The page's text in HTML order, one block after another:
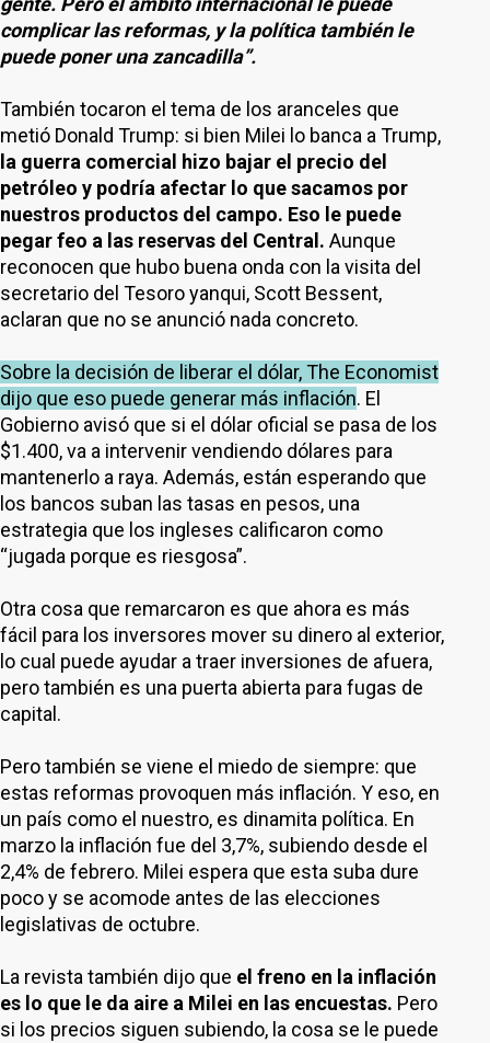
complicar las reformas, y la política también le
puede poner una zancadilla”.
También tocaron el tema de los aranceles que
metió Donald Trump: si bien Milei lo banca a Trump,
la guerra comercial hizo bajar el precio del
petróleo y podría afectar lo que sacamos por
nuestros productos del campo. Eso le puede
pegar feo a las reservas del Central. Aunque
reconocen que hubo buena onda con la visita del
secretario del Tesoro yanqui, Scott Bessent,
aclaran que no se anunció nada concreto.
Sobre la decisión de liberar el dólar, The Economist
dijo que eso puede generar más inflación. El
Gobierno avisó que si el dólar oficial se pasa de los
$1.400, va a intervenir vendiendo dólares para
mantenerlo a raya. Además, están esperando que
los bancos suban las tasas en pesos, una
estrategia que los ingleses calificaron como
“jugada porque es riesgosa”.
Otra cosa que remarcaron es que ahora es más
fácil para los inversores mover su dinero al exterior,
lo cual puede ayudar a traer inversiones de afuera,
pero también es una puerta abierta para fugas de
capital.
Pero también se viene el miedo de siempre: que
estas reformas provoquen más inflación. Y eso, en
un país como el nuestro, es dinamita política. En
marzo la inflación fue del 3,7%, subiendo desde el
2,4% de febrero. Milei espera que esta suba dure
poco y se acomode antes de las elecciones
legislativas de octubre.
La revista también dijo que el freno en la inflación
es lo que le da aire a Milei en las encuestas. Pero
si los precios siguen subiendo, la cosa se le puede